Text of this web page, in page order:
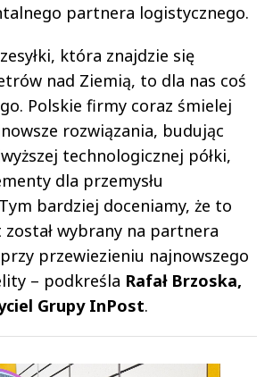
partnera logistycznego.
która znajdzie się
nad Ziemią, to dla nas coś
Polskie firmy coraz śmielej
rozwiązania, budując
technologicznej półki,
dla przemysłu
bardziej doceniamy, że to
został wybrany na partnera
przewiezieniu najnowszego
– podkreśla Rafał Brzoska,
Grupy InPost.